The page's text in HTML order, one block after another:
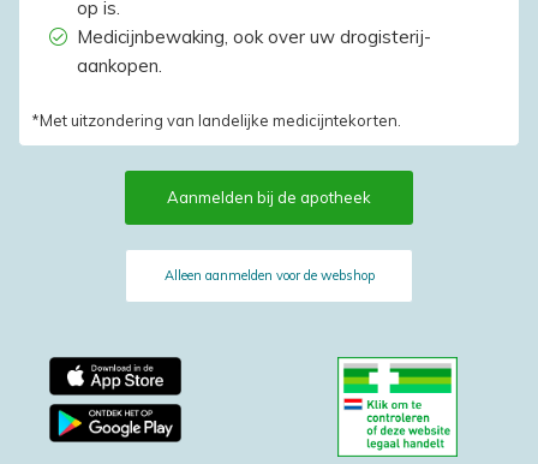
op is.
Medicijnbewaking, ook over uw drogisterij-
aankopen.
*Met uitzondering van landelijke medicijntekorten.
Aanmelden bij de apotheek
Alleen aanmelden voor de webshop